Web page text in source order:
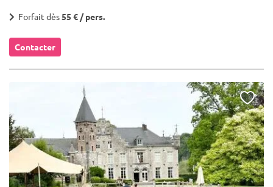
Forfait dès 55 € / pers.
Contacter